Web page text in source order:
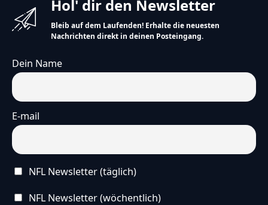
Hol' dir den Newsletter
Bleib auf dem Laufenden! Erhalte die neuesten
Nachrichten direkt in deinen Posteingang.
Dein Name
E-mail
NFL Newsletter (täglich)
NFL Newsletter (wöchentlich)